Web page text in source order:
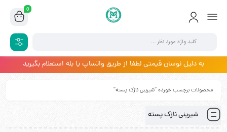
0
به دلیل نوسان قیمتی لطفا از طریق واتساپ یا بله استعلام بگیرید
محصولات برچسب خورده “شیرینی نازک پسته”
شیرینی نازک پسته